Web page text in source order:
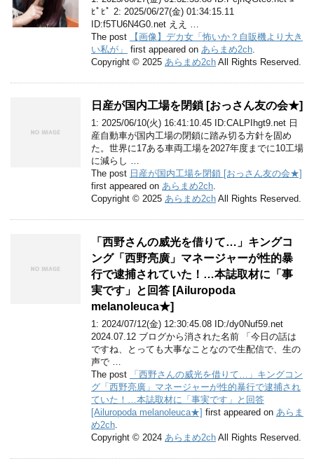
ﾋﾟﾋﾟ 2: 2025/06/27(金) 01:34:15.11
ID:f5TU6N4G0.net ええ …
The post
【画像】デカ女「怖いか？自販機より大き
い私が」
first appeared on あらまめ2ch
Copyright © 2025 あらまめ2ch All Rights Reserved.
日産が国内工場を閉鎖 [おっさん友の会★]
1: 2025/06/10(火) 16:41:10.45 ID:CALPIhgt9.net 日
産自動車が国内工場の閉鎖に踏み切る方針を固め
た。世界に17ある車両工場を2027年度までに10工場
に減らし …
The post 日産が国内工場を閉鎖 [おっさん友の会★]
first appeared on あらまめ2ch
Copyright © 2025 あらまめ2ch All Rights Reserved.
「西野さんの威光を借りて…」キングコ
ング「西野亮廣」マネージャーが性的暴
行で逮捕されていた！…本誌取材に「事
実です」と回答 [Ailuropoda
melanoleuca★]
1: 2024/07/12(金) 12:30:45.08 ID:/dy0Nuf59.net
2024.07.12 ブログから消された名前 「今日の話は
ですね、とっても大事なことなので生配信で、生の
声で …
The post
「西野さんの威光を借りて…」キングコン
グ「西野亮廣」マネージャーが性的暴行で逮捕され
ていた！…本誌取材に「事実です」と回答
[Ailuropoda melanoleuca★] first appeared on あらま
め2ch
Copyright © 2024 あらまめ2ch All Rights Reserved.